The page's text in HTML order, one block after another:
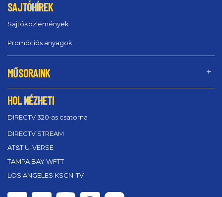
SAJTÓHÍREK
Sajtóközlemények
Promóciós anyagok
MŰSORAINK
HOL NÉZHETI
DIRECTV 320‑as csatorna
DIRECTV STREAM
AT&T U-VERSE
TAMPA BAY WFTT
LOS ANGELES KSCN-TV